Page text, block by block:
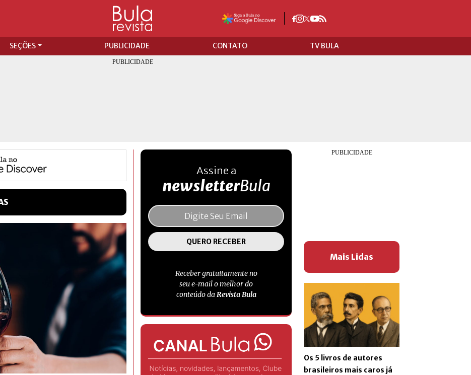
SEÇÕES PUBLICIDADE CONTATO TV BULA
Assine a
newsletterBula
Receber gratuitamente no
seu e-mail o melhor do
conteúdo daRevista Bula
Mais Lidas
Os 5 livros de autores
brasileiros mais caros já